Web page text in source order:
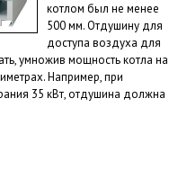
котлом был не менее
500 мм. Отдушину для
доступа воздуха для
умножив мощность котла на
Например, при
35 кВт, отдушина должна